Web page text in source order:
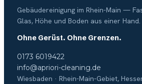
Gebäudereinigung im Rhein-Main —
Glas, Höhe und Boden aus einer Hand.
Ohne Gerüst. Ohne Grenzen.
0173 6019422
info@apriori-cleaning.de
Wiesbaden · Rhein-Main-Gebiet,